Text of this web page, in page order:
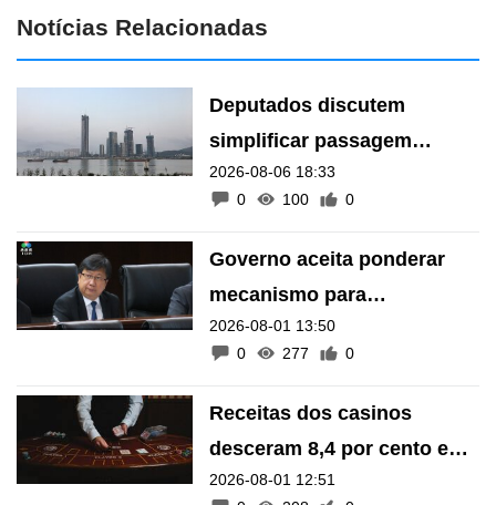
Notícias Relacionadas
Deputados discutem
simplificar passagem
transfronteiriça de animais
de estimação
2026-08-06 18:33
0
100 0
Governo aceita ponderar
mecanismo para
acompanhar situação
psicológica de motoristas
de autocarro
2026-08-01 13:50
0
277 0
Receitas dos casinos
desceram 8,4 por cento em
termos anuais em Julho
2026-08-01 12:51